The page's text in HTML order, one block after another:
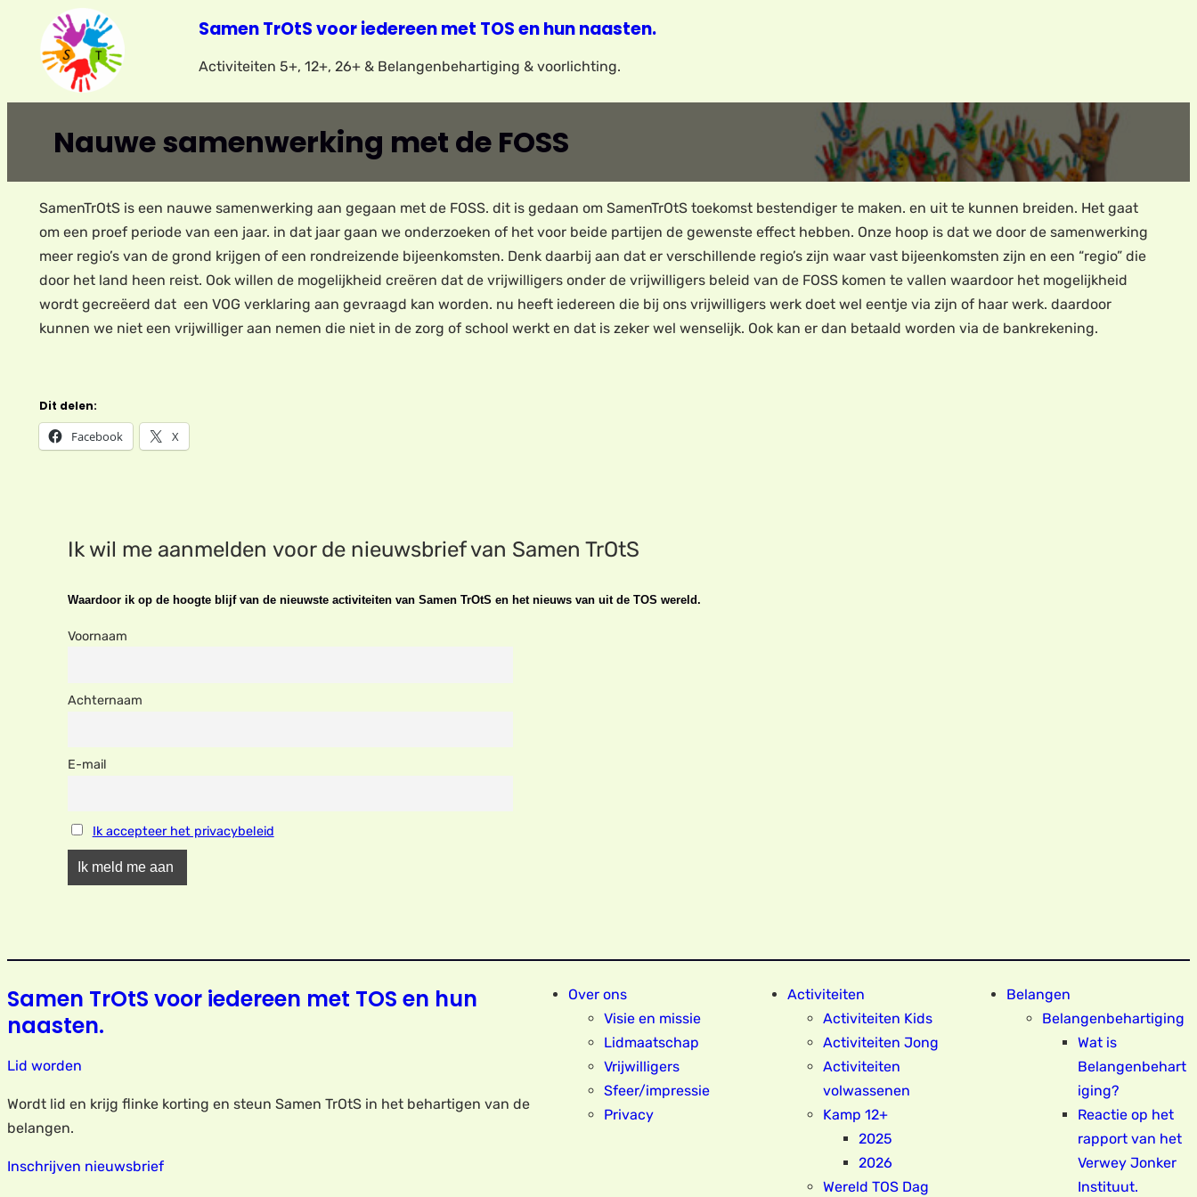
Samen TrOtS voor iedereen met TOS en hun naasten.
Activiteiten 5+, 12+, 26+ & Belangenbehartiging & voorlichting.
Nauwe samenwerking met de FOSS
SamenTrOtS is een nauwe samenwerking aan gegaan met de FOSS. dit is gedaan om SamenTrOtS toekomst bestendiger te maken. en uit te kunnen breiden. Het gaat
om een proef periode van een jaar. in dat jaar gaan we onderzoeken of het voor beide partijen de gewenste effect hebben. Onze hoop is dat we door de samenwerking
meer regio’s van de grond krijgen of een rondreizende bijeenkomsten. Denk daarbij aan dat er verschillende regio’s zijn waar vast bijeenkomsten zijn en een “regio” die
door het land heen reist. Ook willen de mogelijkheid creëren dat de vrijwilligers onder de vrijwilligers beleid van de FOSS komen te vallen waardoor het mogelijkheid
wordt gecreëerd dat een VOG verklaring aan gevraagd kan worden. nu heeft iedereen die bij ons vrijwilligers werk doet wel eentje via zijn of haar werk. daardoor
kunnen we niet een vrijwilliger aan nemen die niet in de zorg of school werkt en dat is zeker wel wenselijk. Ook kan er dan betaald worden via de bankrekening.
Dit delen:
Facebook X
Ik wil me aanmelden voor de nieuwsbrief van Samen TrOtS
Waardoor ik op de hoogte blijf van de nieuwste activiteiten van Samen TrOtS en het nieuws van uit de TOS wereld.
Voornaam
Achternaam
E-mail
Ik accepteer het privacybeleid
Samen TrOtS voor iedereen met TOS en hun
naasten.
Lid worden
Wordt lid en krijg flinke korting en steun Samen TrOtS in het behartigen van de
belangen.
Inschrijven nieuwsbrief
Over ons
Visie en missie
Lidmaatschap
Vrijwilligers
Sfeer/impressie
Privacy
Activiteiten
Activiteiten Kids
Activiteiten Jong
Activiteiten
volwassenen
Kamp 12+
2025
2026
Wereld TOS Dag
Belangen
Belangenbehartiging
Wat is
Belangenbehart
iging?
Reactie op het
rapport van het
Verwey Jonker
Instituut.